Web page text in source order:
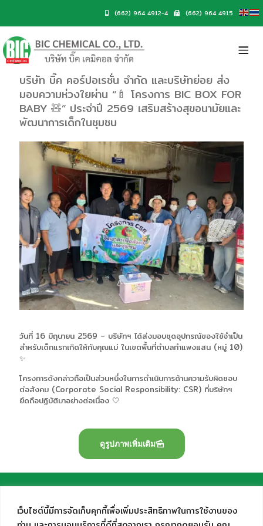
เว็บไซต์นี้มีการจัดเก็บคุกกี้เพื่อเพิ่มประสิทธิภาพในการใช้งานของ
(662) 964 4912-4 (662) 964 4915
บริษัท บิ๊ค คอร์ปอเรชั่น จำกัด และบริษัทย่อย ส่ง
มอบความห่วงใยผ่าน “🍼 โครงการ BIC BOX FOR
BABY 🧸” ประจำปี 2569 เสริมสร้างสุขอนามัยและ
พัฒนาการเด็กในชุมชน
วันที่ 16 มิถุนายน 2569 – บริษัทฯ ได้ส่งมอบชุดอุปกรณ์ของใช้จำเป็น
สำหรับเด็กแรกเกิดให้กับคุณแม่ ในเขตพื้นที่ตำบลกำแพงแสน (หมู่ 10)
✨
โครงการดังกล่าวถือเป็นส่วนหนึ่งในการดำเนินการด้านความรับผิดชอบ
ต่อสังคม (Corporate Social Responsibility: CSR) ที่บริษัทฯ
ยึดถือปฏิบัติมาอย่างต่อเนื่อง 🤍
ดูรูปภาพเพิ่มเติม